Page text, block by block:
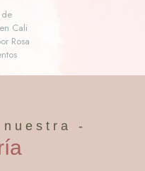
nuestra -